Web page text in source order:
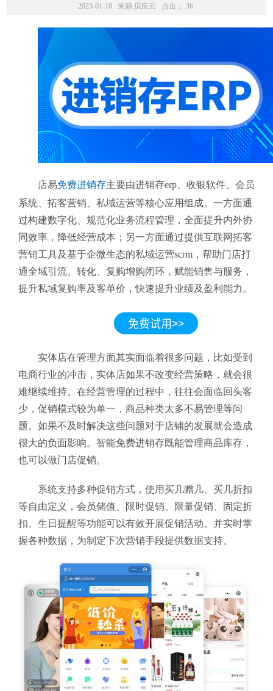
2023-01-10 来源: 贝应云 点击： 36
店易免费进销存主要由进销存erp、收银软件、会员
系统、拓客营销、私域运营等核心应用组成。一方面通
过构建数字化、规范化业务流程管理，全面提升内外协
同效率，降低经营成本；另一方面通过提供互联网拓客
营销工具及基于企微生态的私域运营scrm，帮助门店打
通全域引流、转化、复购增购闭环，赋能销售与服务，
提升私域复购率及客单价，快速提升业绩及盈利能力。
实体店在管理方面其实面临着很多问题，比如受到
电商行业的冲击，实体店如果不改变经营策略，就会很
难继续维持。在经营管理的过程中，往往会面临回头客
少，促销模式较为单一，商品种类太多不易管理等问
题。如果不及时解决这些问题对于店铺的发展就会造成
很大的负面影响。智能免费进销存既能管理商品库存，
也可以做门店促销。
系统支持多种促销方式，使用买几赠几、买几折扣
等自由定义，会员储值、限时促销、限量促销、固定折
扣、生日提醒等功能可以有效开展促销活动。并实时掌
握各种数据，为制定下次营销手段提供数据支持。